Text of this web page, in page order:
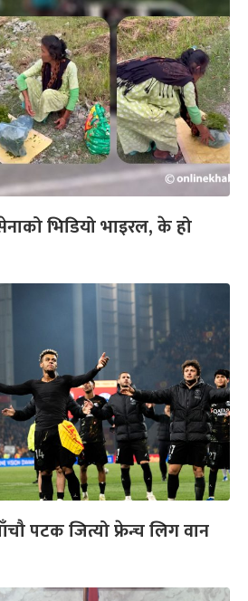
भिडियो भाइरल, के हो
पटक जित्यो फ्रेन्च लिग वान